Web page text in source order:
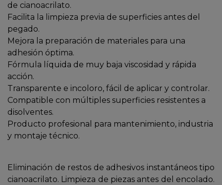
de cianoacrilato.
Facilita la limpieza previa de superficies antes del
pegado.
Mejora la preparación de materiales para una
adhesión óptima.
Fórmula líquida de muy baja viscosidad y rápida
acción.
Transparente e incoloro, fácil de aplicar y controlar.
Compatible con múltiples superficies resistentes a
disolventes.
Producto profesional para mantenimiento, industria
y montaje técnico.
Eliminación de restos de adhesivos instantáneos tipo
cianoacrilato. Limpieza de piezas antes del encolado.